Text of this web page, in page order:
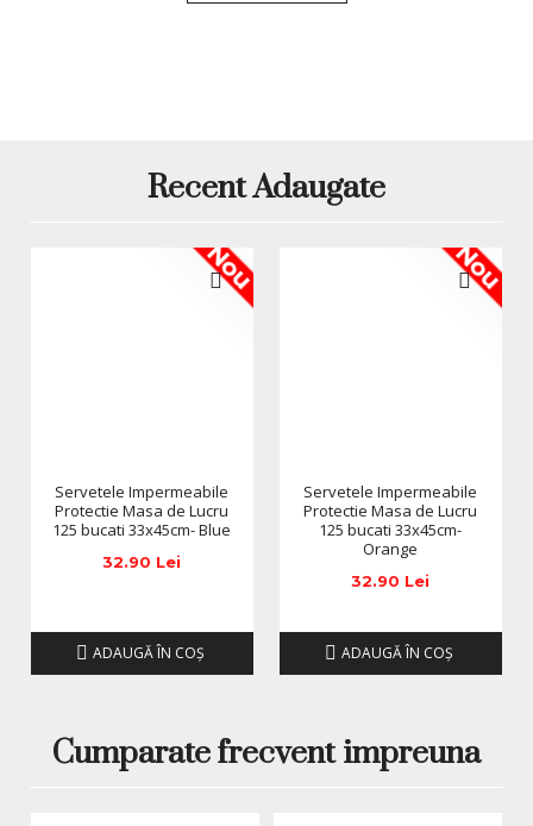
Recent Adaugate
Nou
Servetele Impermeabile
Protectie Masa de Lucru
125 bucati 33x45cm- Blue
32.90 Lei
ADAUGĂ ÎN COŞ
Nou
Servetele Impermeabile
Protectie Masa de Lucru
125 bucati 33x45cm-
Orange
32.90 Lei
ADAUGĂ ÎN COŞ
Cumparate frecvent impreuna